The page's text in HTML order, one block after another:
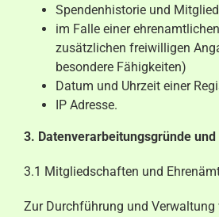
Spendenhistorie und
im Falle einer
zusätzlichen freiwilligen
besondere Fähigkeiten)
Datum und Uhrzeit einer
IP Adresse.
3. Datenverarbeitungsgründe
3.1 Mitgliedschaften und
Zur Durchführung und Verwaltung